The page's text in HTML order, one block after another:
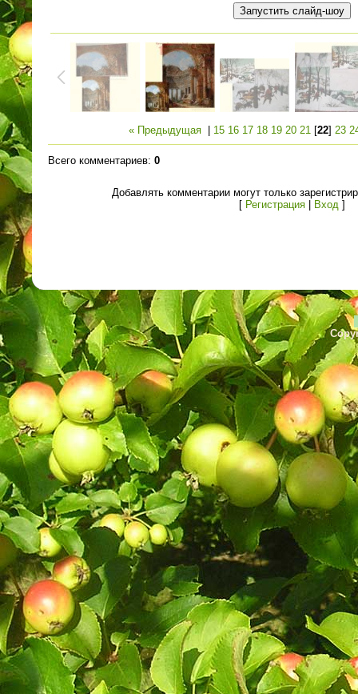
« Предыдущая 15 16 17 18 19 20 21 [22] 23
Всего комментариев: 0
Добавлять комментарии могут только
[ Регистрация| Вход ]